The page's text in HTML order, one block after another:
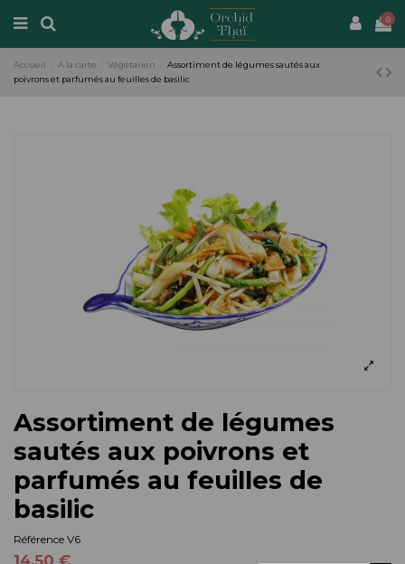
0
Accueil A la carte Végétarien
Assortiment de légumes sautés aux
poivrons et parfumés au feuilles de basilic
Assortiment de légumes
sautés aux poivrons et
parfumés au feuilles de
basilic
Référence V6
14,50 €